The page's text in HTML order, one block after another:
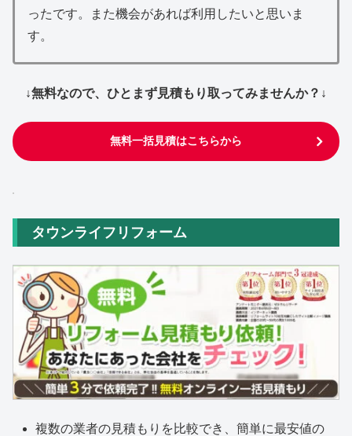
ったです。また機会があれば利用したいと思いま
す。
↓無料なので、ひとまず見積もり取ってみませんか？↓
無料一括見積はこちらから
タウンライフリフォーム
複数の業者の見積もりを比較でき、簡単に最安値の